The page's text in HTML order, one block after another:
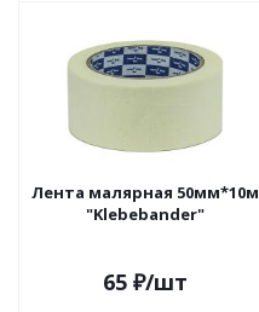
Лента малярная 50мм*10м
"Klebebander"
65 ₽/шт